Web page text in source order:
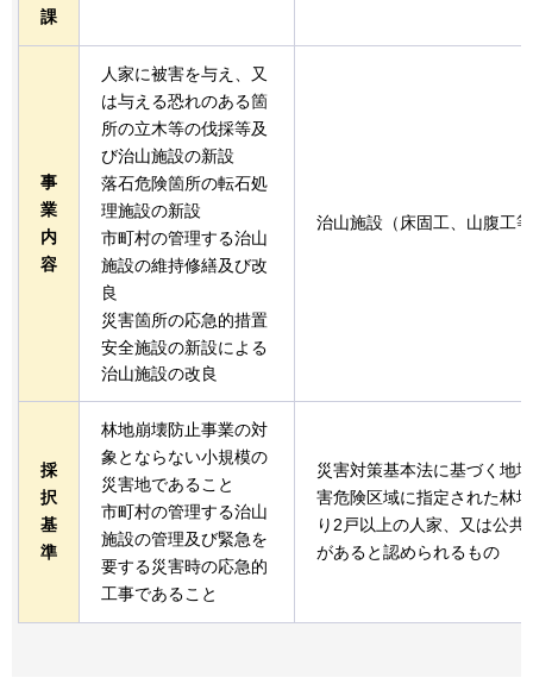
課
事
業
内
容
人家に被害を与え、又
は与える恐れのある箇
所の立木等の伐採等及
び治山施設の新設
落石危険箇所の転石処
理施設の新設
市町村の管理する治山
施設の維持修繕及び改
良
災害箇所の応急的措置
安全施設の新設による
治山施設の改良
治山施設（床固工、山腹工
採
択
基
準
林地崩壊防止事業の対
象とならない小規模の
災害地であること
市町村の管理する治山
施設の管理及び緊急を
要する災害時の応急的
工事であること
災害対策基本法に基づく地
害危険区域に指定された林
り2戸以上の人家、又は公
があると認められるもの